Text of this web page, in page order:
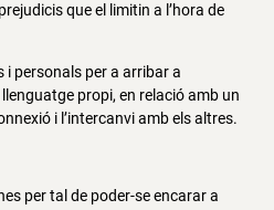
que el limitin a l’hora de
i personals per a arribar a
propi, en relació amb un
i l’intercanvi amb els altres.
per tal de poder-se encarar a